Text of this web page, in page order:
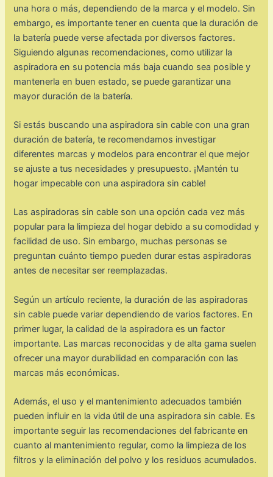
una hora o más, dependiendo de la marca y el modelo. Sin
embargo, es importante tener en cuenta que la duración de
la batería puede verse afectada por diversos factores.
Siguiendo algunas recomendaciones, como utilizar la
aspiradora en su potencia más baja cuando sea posible y
mantenerla en buen estado, se puede garantizar una
mayor duración de la batería.
Si estás buscando una aspiradora sin cable con una gran
duración de batería, te recomendamos investigar
diferentes marcas y modelos para encontrar el que mejor
se ajuste a tus necesidades y presupuesto. ¡Mantén tu
hogar impecable con una aspiradora sin cable!
Las aspiradoras sin cable son una opción cada vez más
popular para la limpieza del hogar debido a su comodidad y
facilidad de uso. Sin embargo, muchas personas se
preguntan cuánto tiempo pueden durar estas aspiradoras
antes de necesitar ser reemplazadas.
Según un artículo reciente, la duración de las aspiradoras
sin cable puede variar dependiendo de varios factores. En
primer lugar, la calidad de la aspiradora es un factor
importante. Las marcas reconocidas y de alta gama suelen
ofrecer una mayor durabilidad en comparación con las
marcas más económicas.
Además, el uso y el mantenimiento adecuados también
pueden influir en la vida útil de una aspiradora sin cable. Es
importante seguir las recomendaciones del fabricante en
cuanto al mantenimiento regular, como la limpieza de los
filtros y la eliminación del polvo y los residuos acumulados.